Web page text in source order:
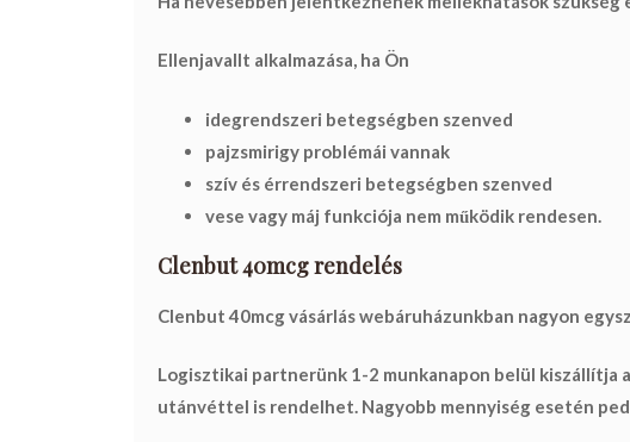
Ellenjavallt alkalmazása, ha Ön
idegrendszeri betegségben szenved
pajzsmirigy problémái vannak
szív és érrendszeri betegségben szenved
vese vagy máj funkciója nem működik rendesen.
Clenbut 40mcg rendelés
Clenbut 40mcg vásárlás webáruházunkban nagyon
Logisztikai partnerünk 1-2 munkanapon belül kiszállítja
utánvéttel is rendelhet. Nagyobb mennyiség esetén